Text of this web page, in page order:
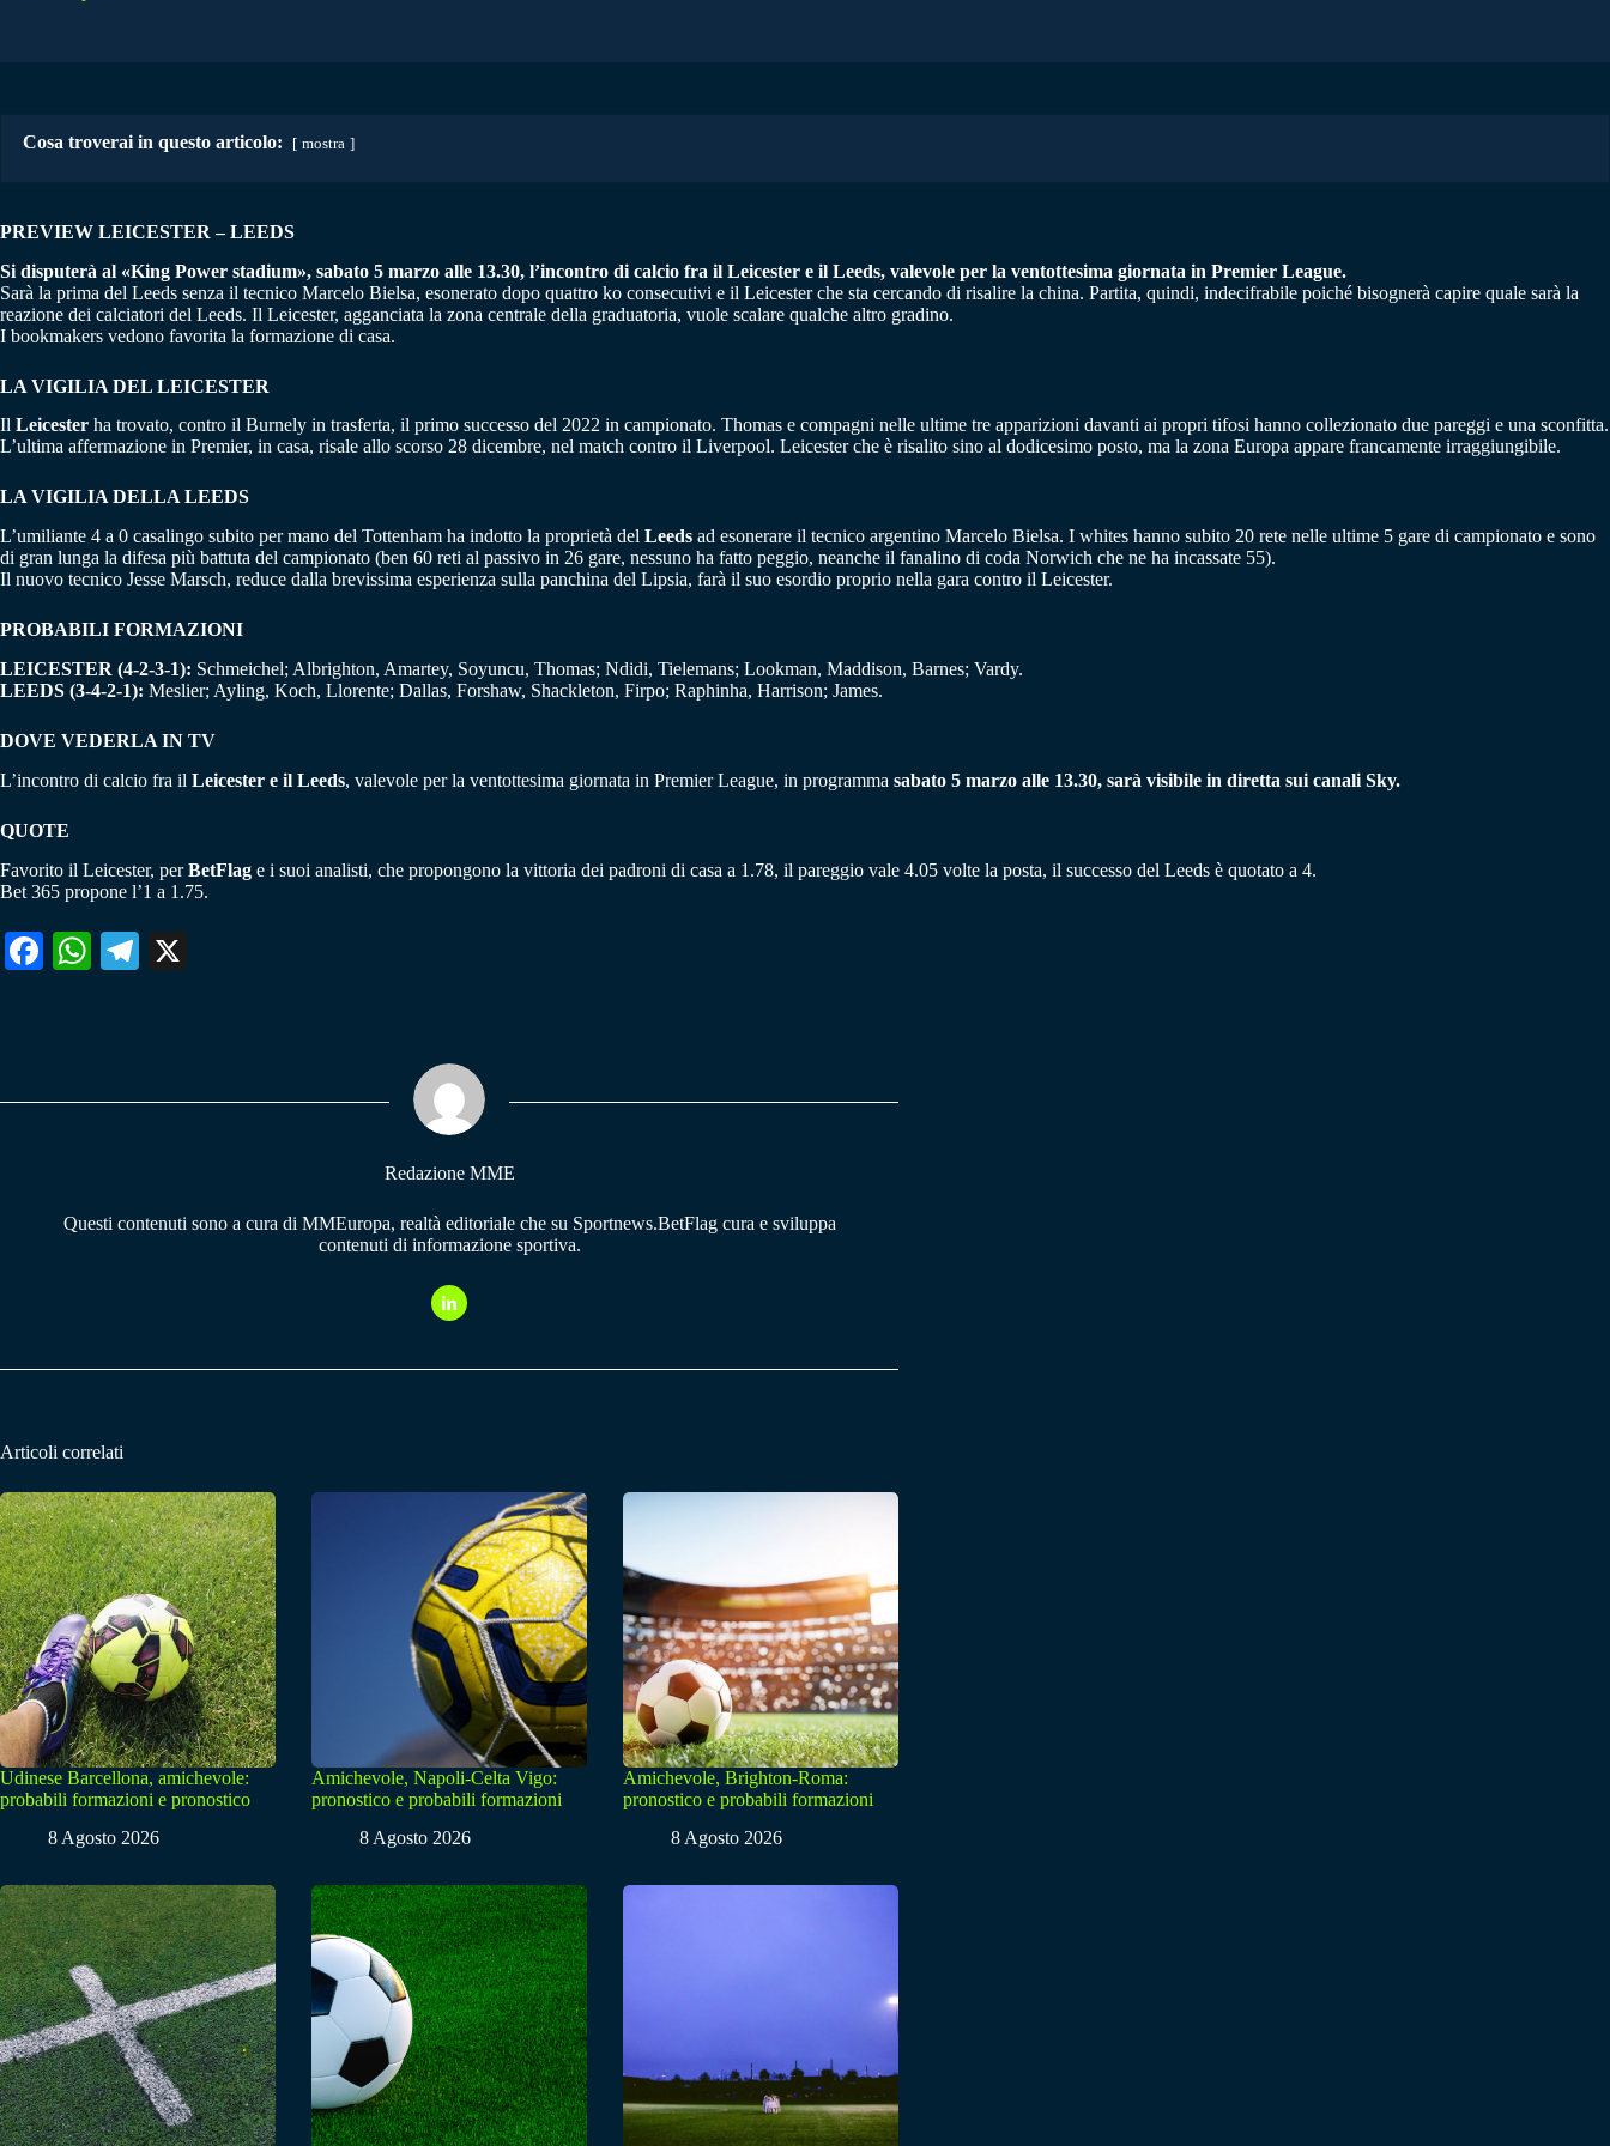
Cosa troverai in questo articolo: mostra
PREVIEW LEICESTER – LEEDS
Si disputerà al «King Power stadium», sabato 5 marzo alle 13.30, l’incontro di calcio fra il Leicester e il Leeds, valevole per la ventottesima giornata in Premier League.
Sarà la prima del Leeds senza il tecnico Marcelo Bielsa, esonerato dopo quattro ko consecutivi e il Leicester che sta cercando di risalire la china. Partita, quindi, indecifrabile poiché bisognerà capire quale sarà la
reazione dei calciatori del Leeds. Il Leicester, agganciata la zona centrale della graduatoria, vuole scalare qualche altro gradino.
I bookmakers vedono favorita la formazione di casa.
LA VIGILIA DEL LEICESTER
Il Leicester ha trovato, contro il Burnely in trasferta, il primo successo del 2022 in campionato. Thomas e compagni nelle ultime tre apparizioni davanti ai propri tifosi hanno collezionato due pareggi e una sconfitta.
L’ultima affermazione in Premier, in casa, risale allo scorso 28 dicembre, nel match contro il Liverpool. Leicester che è risalito sino al dodicesimo posto, ma la zona Europa appare francamente irraggiungibile.
LA VIGILIA DELLA LEEDS
L’umiliante 4 a 0 casalingo subito per mano del Tottenham ha indotto la proprietà del Leeds ad esonerare il tecnico argentino Marcelo Bielsa. I whites hanno subito 20 rete nelle ultime 5 gare di campionato e sono
di gran lunga la difesa più battuta del campionato (ben 60 reti al passivo in 26 gare, nessuno ha fatto peggio, neanche il fanalino di coda Norwich che ne ha incassate 55).
Il nuovo tecnico Jesse Marsch, reduce dalla brevissima esperienza sulla panchina del Lipsia, farà il suo esordio proprio nella gara contro il Leicester.
PROBABILI FORMAZIONI
LEICESTER (4-2-3-1): Schmeichel; Albrighton, Amartey, Soyuncu, Thomas; Ndidi, Tielemans; Lookman, Maddison, Barnes; Vardy.
LEEDS (3-4-2-1): Meslier; Ayling, Koch, Llorente; Dallas, Forshaw, Shackleton, Firpo; Raphinha, Harrison; James.
DOVE VEDERLA IN TV
L’incontro di calcio fra il Leicester e il Leeds, valevole per la ventottesima giornata in Premier League, in programma sabato 5 marzo alle 13.30, sarà visibile in diretta sui canali Sky.
QUOTE
Favorito il Leicester, perBetFlag e i suoi analisti, che propongono la vittoria dei padroni di casa a 1.78, il pareggio vale 4.05 volte la posta, il successo del Leeds è quotato a 4.
Bet 365 propone l’1 a 1.75.
Fa W
pp
Te
m
Redazione MME
Questi contenuti sono a cura di MMEuropa, realtà editoriale che su Sportnews.BetFlag cura e sviluppa
contenuti di informazione sportiva.
Articoli correlati
Udinese Barcellona, amichevole:
probabili formazioni e pronostico
8 Agosto 2026
Amichevole, Napoli-Celta Vigo:
pronostico e probabili formazioni
8 Agosto 2026
Amichevole, Brighton-Roma:
pronostico e probabili formazioni
8 Agosto 2026